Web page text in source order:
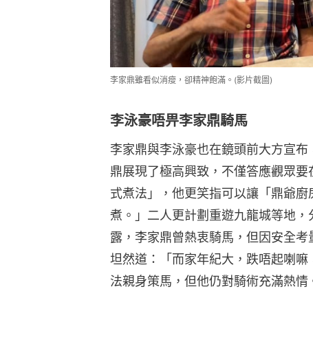
李家鼎雖看似消瘦，卻精神飽滿。(影片截圖)
李泳豪唔畀李家鼎騎馬
李家鼎與李泳豪也在鏡頭前大方宣
鼎展現了極高興致，不僅答應觀眾
式煮法」，他更笑指可以讓「鼎爺
煮。」二人更計劃重遊九龍城等地
露，李家鼎曾熱衷騎馬，但因安全
坦然道：「而家年紀大，跌唔起喇
法親身策馬，但他仍對騎術充滿熱情